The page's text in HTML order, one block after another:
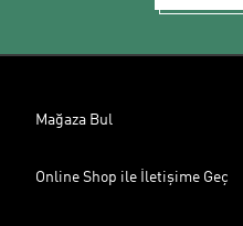
Mağaza Bul
Online Shop ile İletişime Geç